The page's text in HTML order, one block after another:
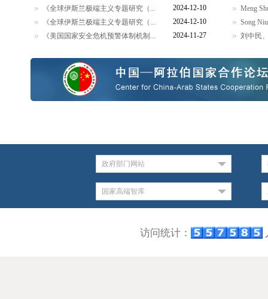
《全球伊斯兰极端主义专题研究（...
2024-12-10
《全球伊斯兰极端主义专题研究（...
2024-12-10
《美国国家安全危机预警体制机制...
2024-11-27
Meng
Song
刘中民
政府部门网站
国家高端智库
访问统计：